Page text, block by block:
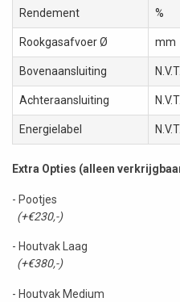
Rendement %
Rookgasafvoer Ø mm
Bovenaansluiting N.V.T.
Achteraansluiting N.V.T.
Energielabel N.V.T.
Extra Opties (alleen
- Pootjes
(+€230,-)
- Houtvak Laag
(+€380,-)
- Houtvak Medium